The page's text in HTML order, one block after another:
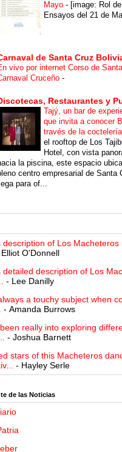
Mayo - [image: Rol de
Ensayos del 21 de
de Santa Cruz
vivo por internet Corso de
Cruceño -
Restaurantes y
Tajý, un bar de
que invita a conocer
través de la
el rooftop de Los
Hotel, con vista
la piscina, este espacio
centro empresarial de Santa
para of...
description of Los Macheteros
O'Donnell
detailed description of Los
- Lee Danilly
a touchy subject when
- Amanda Burrows
really into exploring
- Joshua Barnett
stars of this Macheteros
- Hayley Serle
de las Noticias